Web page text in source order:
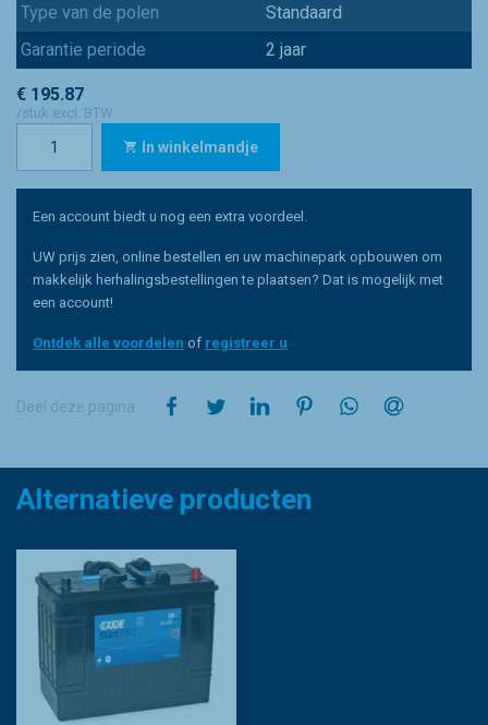
Type van de polen
Standaard
Garantie periode
2 jaar
€ 195.87
/stuk excl. BTW
In winkelmandje
Een account biedt u nog een extra voordeel.
UW prijs zien, online bestellen en uw machinepark opbouwen om
makkelijk herhalingsbestellingen te plaatsen? Dat is mogelijk met
een account!
Ontdek alle voordelen of registreer u
Deel deze pagina op Facebookop Twitterop LinkedInop Pinterestop WhatsApp
Alternatieve producten